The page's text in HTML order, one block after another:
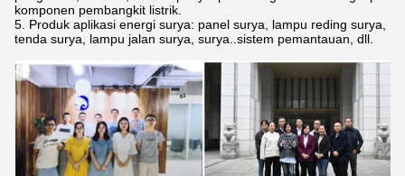
komponen pembangkit listrik.
5. Produk aplikasi energi surya: panel surya, lampu reding surya,
tenda surya, lampu jalan surya, surya..sistem pemantauan, dll.